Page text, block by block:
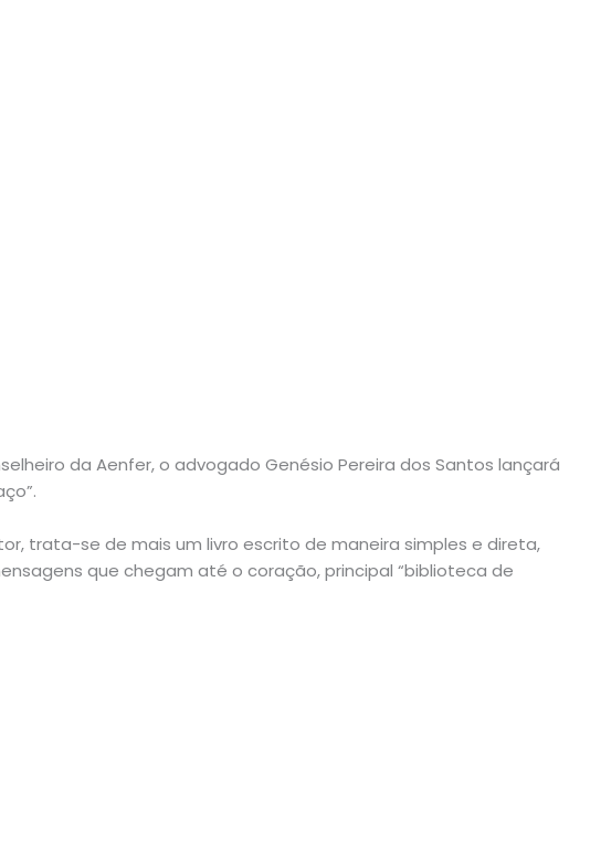
da Aenfer, o advogado Genésio Pereira dos Santos lançará
trata-se de mais um livro escrito de maneira simples e direta,
que chegam até o coração, principal “biblioteca de